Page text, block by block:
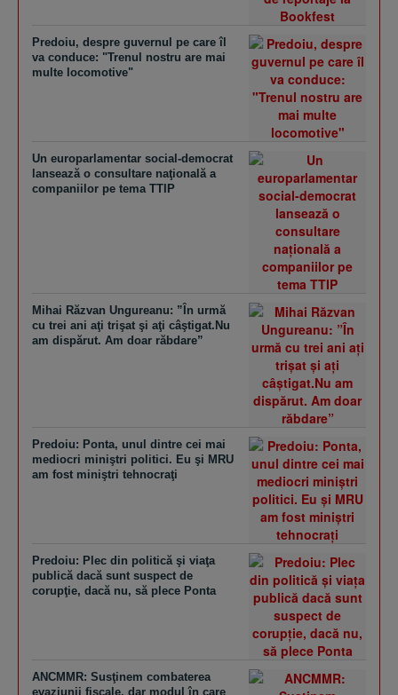
Predoiu, despre guvernul pe care îl
va conduce: "Trenul nostru are mai
multe locomotive"
Un europarlamentar social-democrat
lansează o consultare naţională a
companiilor pe tema TTIP
Mihai Răzvan Ungureanu: ”În urmă
cu trei ani aţi trişat şi aţi câştigat.Nu
am dispărut. Am doar răbdare”
Predoiu: Ponta, unul dintre cei mai
mediocri miniştri politici. Eu şi MRU
am fost miniştri tehnocraţi
Predoiu: Plec din politică şi viaţa
publică dacă sunt suspect de
corupţie, dacă nu, să plece Ponta
ANCMMR: Susţinem combaterea
evaziunii fiscale, dar modul în care